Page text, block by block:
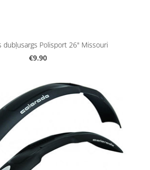
dubļusargs Polisport 26" Missouri
€9.90